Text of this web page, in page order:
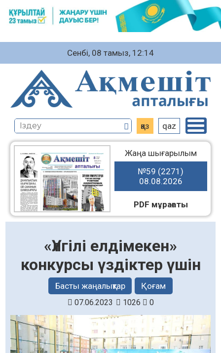
Сенбі, 08 тамыз, 12:14
қаз qaz
Жаңа шығарылым
№59 (2271)
08.08.2026
PDF мұрағаты
«Үлгілі елдімекен»
конкурсы үздіктер үшін
Басты жаңалықтар Қоғам
07.06.2023 1026 0